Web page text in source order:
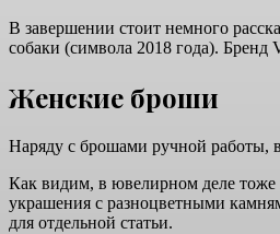
В завершении стоит немного
собаки (символа 2018 года). Бренд
Женские броши
Наряду с брошами ручной работы,
Как видим, в ювелирном деле
украшения с разноцветными
для отдельной статьи.